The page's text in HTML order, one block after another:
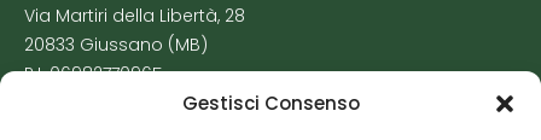
Gestisci Consenso
Via Martiri della Libertà, 28
20833 Giussano (MB)
P.I. 06982770965